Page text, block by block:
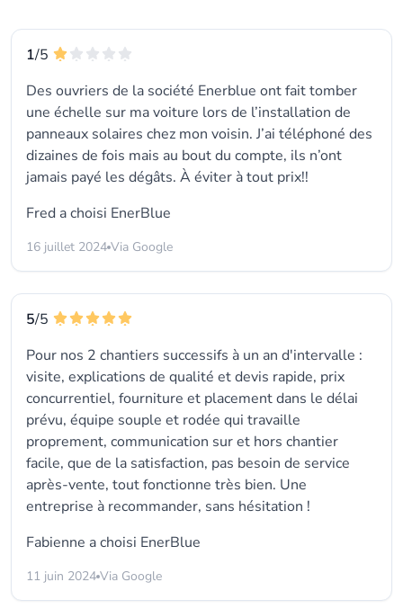
1/5
Des ouvriers de la société Enerblue ont fait tomber
une échelle sur ma voiture lors de l’installation de
panneaux solaires chez mon voisin. J’ai téléphoné des
dizaines de fois mais au bout du compte, ils n’ont
jamais payé les dégâts. À éviter à tout prix!!
Fred a choisi EnerBlue
16 juillet 2024 Via Google
5/5
Pour nos 2 chantiers successifs à un an d'intervalle :
visite, explications de qualité et devis rapide, prix
concurrentiel, fourniture et placement dans le délai
prévu, équipe souple et rodée qui travaille
proprement, communication sur et hors chantier
facile, que de la satisfaction, pas besoin de service
après-vente, tout fonctionne très bien. Une
entreprise à recommander, sans hésitation !
Fabienne a choisi EnerBlue
11 juin 2024 Via Google